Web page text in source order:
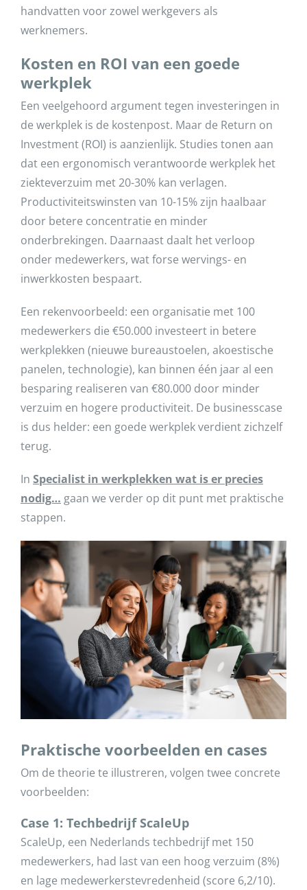
handvatten voor zowel werkgevers als
werknemers.
Kosten en ROI van een goede
werkplek
Een veelgehoord argument tegen investeringen in
de werkplek is de kostenpost. Maar de Return on
Investment (ROI) is aanzienlijk. Studies tonen aan
dat een ergonomisch verantwoorde werkplek het
ziekteverzuim met 20-30% kan verlagen.
Productiviteitswinsten van 10-15% zijn haalbaar
door betere concentratie en minder
onderbrekingen. Daarnaast daalt het verloop
onder medewerkers, wat forse wervings- en
inwerkkosten bespaart.
Een rekenvoorbeeld: een organisatie met 100
medewerkers die €50.000 investeert in betere
werkplekken (nieuwe bureaustoelen, akoestische
panelen, technologie), kan binnen één jaar al een
besparing realiseren van €80.000 door minder
verzuim en hogere productiviteit. De businesscase
is dus helder: een goede werkplek verdient zichzelf
terug.
In Specialist in werkplekken wat is er precies
nodig… gaan we verder op dit punt met praktische
stappen.
Praktische voorbeelden en cases
Om de theorie te illustreren, volgen twee concrete
voorbeelden:
Case 1: Techbedrijf ScaleUp
ScaleUp, een Nederlands techbedrijf met 150
medewerkers, had last van een hoog verzuim (8%)
en lage medewerkerstevredenheid (score 6,2/10).